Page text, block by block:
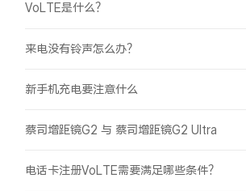
VoLTE是什么？
来电没有铃声怎么办？
新手机充电要注意什么
蔡司增距镜G2 与 蔡司增距镜G2 Ultra
电话卡注册VoLTE需要满足哪些条件？